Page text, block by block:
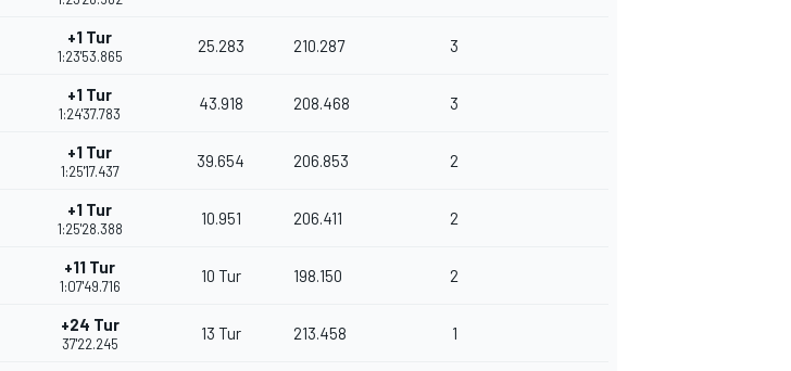
+1 Tur
1:23'53.865
25.283 210.287 3
+1 Tur
1:24'37.783
43.918 208.468 3
+1 Tur
1:25'17.437
39.654 206.853 2
+1 Tur
1:25'28.388
10.951 206.411 2
+11 Tur
1:07'49.716
10 Tur 198.150 2
+24 Tur
37'22.245
13 Tur 213.458 1